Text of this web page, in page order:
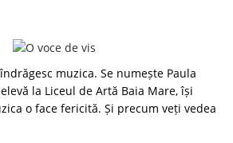
muzica. Se numește Paula
la Liceul de Artă Baia Mare, își
o face fericită. Și precum veți vedea